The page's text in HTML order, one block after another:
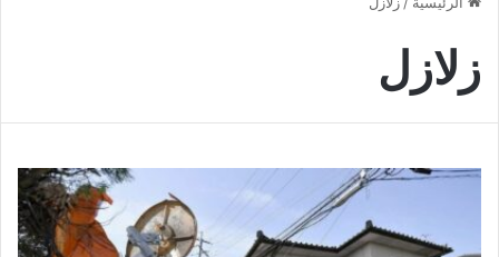
زلازل